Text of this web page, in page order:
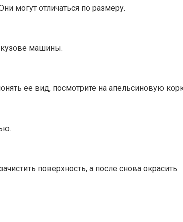
могут отличаться по размеру.
кузове машины.
ее вид, посмотрите на апельсиновую
поверхность, а после снова окрасить.